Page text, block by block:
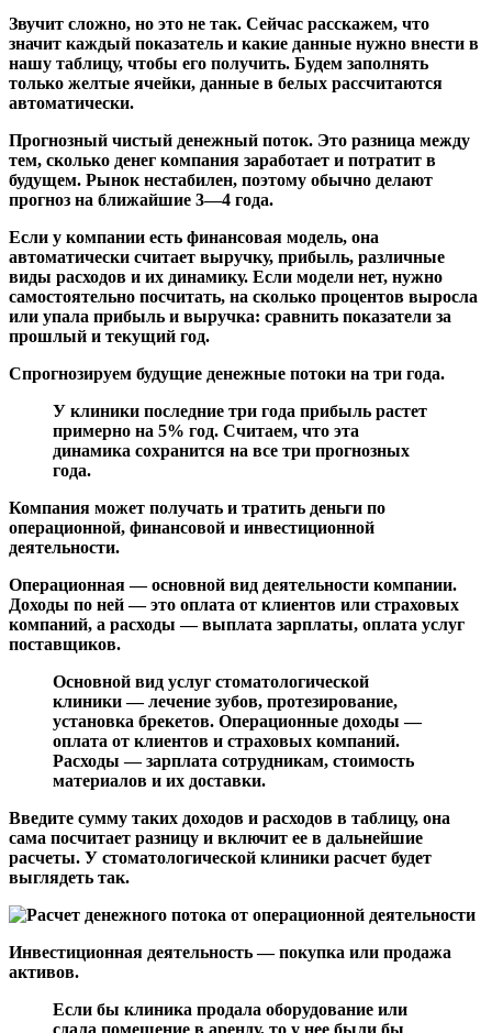
Звучит сложно, но это не так. Сейчас расскажем, что
значит каждый показатель и какие данные нужно внести в
нашу таблицу, чтобы его получить. Будем заполнять
только желтые ячейки, данные в белых рассчитаются
автоматически.
Прогнозный чистый денежный поток. Это разница между
тем, сколько денег компания заработает и потратит в
будущем. Рынок нестабилен, поэтому обычно делают
прогноз на ближайшие 3—4 года.
Если у компании есть финансовая модель, она
автоматически считает выручку, прибыль, различные
виды расходов и их динамику. Если модели нет, нужно
самостоятельно посчитать, на сколько процентов выросла
или упала прибыль и выручка: сравнить показатели за
прошлый и текущий год.
Спрогнозируем будущие денежные потоки на три года.
У клиники последние три года прибыль растет
примерно на 5% год. Считаем, что эта
динамика сохранится на все три прогнозных
года.
Компания может получать и тратить деньги по
операционной, финансовой и инвестиционной
деятельности.
Операционная — основной вид деятельности компании.
Доходы по ней — это оплата от клиентов или страховых
компаний, а расходы — выплата зарплаты, оплата услуг
поставщиков.
Основной вид услуг стоматологической
клиники — лечение зубов, протезирование,
установка брекетов. Операционные доходы —
оплата от клиентов и страховых компаний.
Расходы — зарплата сотрудникам, стоимость
материалов и их доставки.
Введите сумму таких доходов и расходов в таблицу, она
сама посчитает разницу и включит ее в дальнейшие
расчеты. У стоматологической клиники расчет будет
выглядеть так.
Инвестиционная деятельность — покупка или продажа
активов.
Если бы клиника продала оборудование или